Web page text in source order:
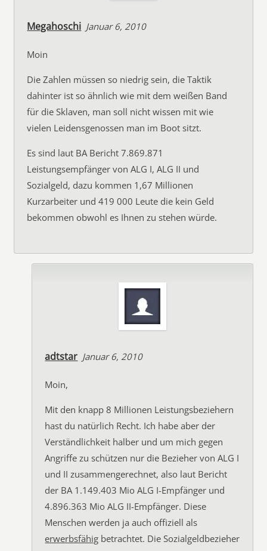
Megahoschi Januar 6, 2010
Moin
Die Zahlen müssen so niedrig sein, die Taktik
dahinter ist so ähnlich wie mit dem weißen Band
für die Sklaven, man soll nicht wissen mit wie
vielen Leidensgenossen man im Boot sitzt.
Es sind laut BA Bericht 7.869.871
Leistungsempfänger von ALG I, ALG II und
Sozialgeld, dazu kommen 1,67 Millionen
Kurzarbeiter und 419 000 Leute die kein Geld
bekommen obwohl es Ihnen zu stehen würde.
adtstar Januar 6, 2010
Moin,
Mit den knapp 8 Millionen Leistungsbeziehern
hast du natürlich Recht. Ich habe aber der
Verständlichkeit halber und um mich gegen
Angriffe zu schützen nur die Bezieher von ALG I
und II zusammengerechnet, also laut Bericht
der BA 1.149.403 Mio ALG I-Empfänger und
4.896.363 Mio ALG II-Empfänger. Diese
Menschen werden ja auch offiziell als
erwerbsfähig betrachtet. Die Sozialgeldbezieher